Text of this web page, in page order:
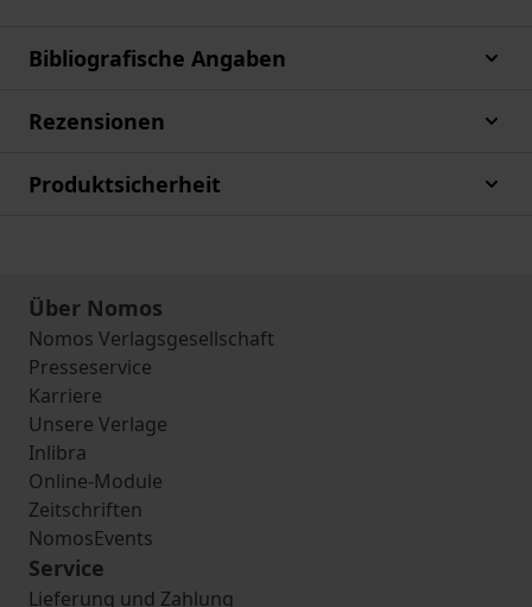
Bibliografische Angaben
Rezensionen
Produktsicherheit
Über Nomos
Nomos Verlagsgesellschaft
Presseservice
Karriere
Unsere Verlage
Inlibra
Online-Module
Zeitschriften
NomosEvents
Service
Lieferung und Zahlung